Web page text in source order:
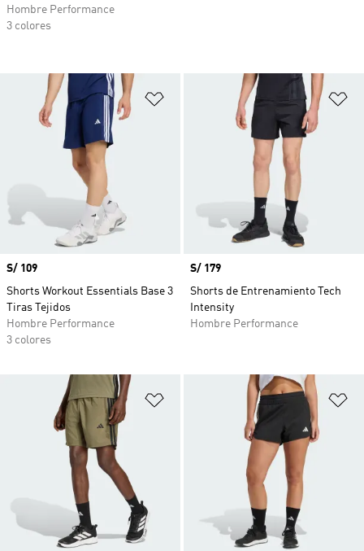
Añadir a la lista de deseos
Precio
S/ 109
Shorts Workout Essentials Base 3
Tiras Tejidos
Hombre Performance
3 colores
Precio
S/ 179
Shorts de Entrenamiento Tech
Intensity
Hombre Performance
Añadir a la lista de deseos
Hombre Performance
3 colores